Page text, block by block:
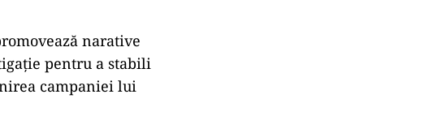
narative
pentru a stabili
campaniei lui